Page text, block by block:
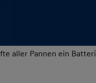
aller Pannen ein